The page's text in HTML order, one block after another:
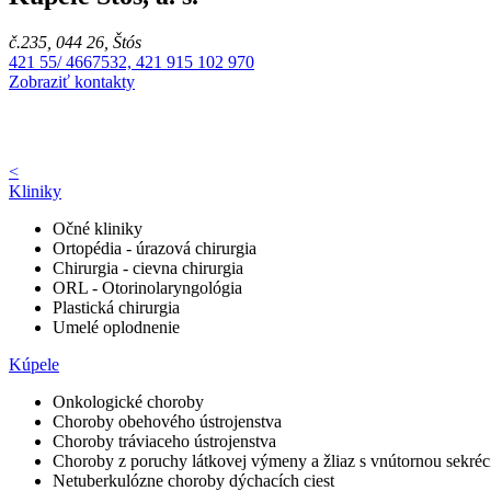
č.235, 044 26, Štós
421 55/ 4667532, 421 915 102 970
Zobraziť kontakty
<
Kliniky
Očné kliniky
Ortopédia - úrazová chirurgia
Chirurgia - cievna chirurgia
ORL - Otorinolaryngológia
Plastická chirurgia
Umelé oplodnenie
Kúpele
Onkologické choroby
Choroby obehového ústrojenstva
Choroby tráviaceho ústrojenstva
Choroby z poruchy látkovej výmeny a žliaz s vnútornou
Netuberkulózne choroby dýchacích ciest